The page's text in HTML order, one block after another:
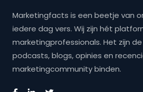
Marketingfacts is een beetje van
iedere dag vers. Wij zijn hét
marketingprofessionals. Het zijn
podcasts, blogs, opinies en
marketingcommunity binden.